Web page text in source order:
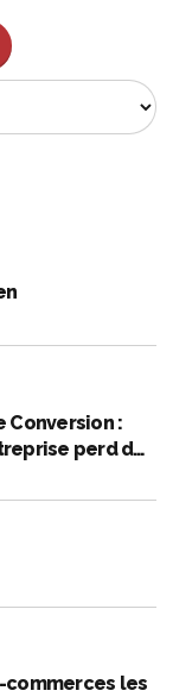
Conversion :
perd de
commerces les